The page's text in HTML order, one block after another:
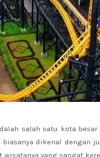
salah satu kota
dikenal dengan
yang sangat